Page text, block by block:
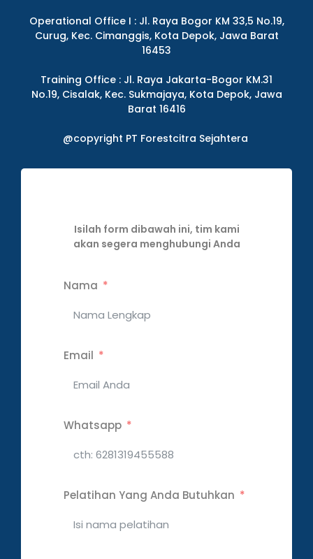
Operational Office I : Jl. Raya Bogor KM 33,5 No.19,
Curug, Kec. Cimanggis, Kota Depok, Jawa Barat
16453
Training Office : Jl. Raya Jakarta-Bogor KM.31
No.19, Cisalak, Kec. Sukmajaya, Kota Depok, Jawa
Barat 16416
@copyright PT Forestcitra Sejahtera
Isilah form dibawah ini, tim kami
akan segera menghubungi Anda
Nama
Email
Whatsapp
Pelatihan Yang Anda Butuhkan